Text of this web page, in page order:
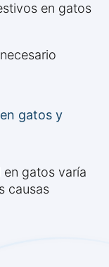
en gatos
gatos y
en gatos varía
causas